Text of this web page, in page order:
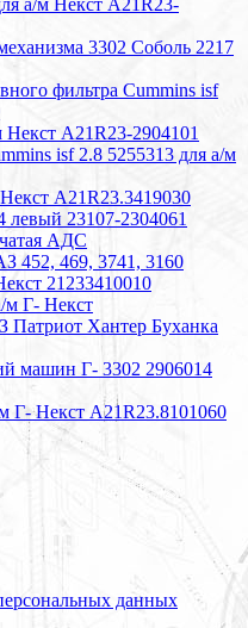
а/м Некст A21R23-
3302 Соболь 2217
фильтра Cummins isf
А21R23-2904101
isf 2.8 5255313 для а/м
A21R23.3419030
23107-2304061
АДС
452, 469, 3741, 3160
21233410010
м Г- Некст
Патриот Хантер Буханка
машин Г- 3302 2906014
Г- Некст А21R23.8101060
данных